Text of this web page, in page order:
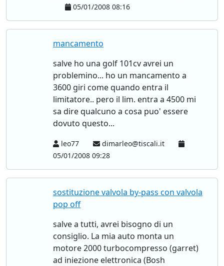
05/01/2008 08:16
mancamento
salve ho una golf 101cv avrei un
problemino... ho un mancamento a
3600 giri come quando entra il
limitatore.. pero il lim. entra a 4500 mi
sa dire qualcuno a cosa puo' essere
dovuto questo...
leo77
dimarleo@tiscali.it
05/01/2008 09:28
sostituzione valvola by-pass con valvola
pop off
salve a tutti, avrei bisogno di un
consiglio. La mia auto monta un
motore 2000 turbocompresso (garret)
ad iniezione elettronica (Bosh